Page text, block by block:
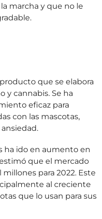
marcha y que no le
que se elabora
y cannabis. Se ha
eficaz para
con las mascotas,
ha ido en aumento en
que el mercado
millones para 2022. Este
al creciente
que lo usan para sus